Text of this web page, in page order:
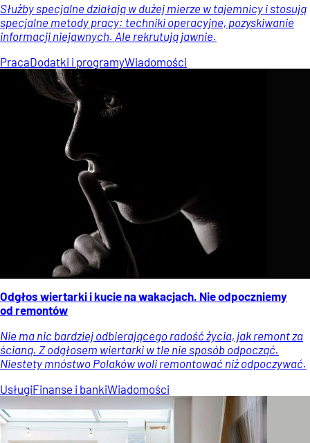
Służby specjalne działają w dużej mierze w tajemnicy i stosują
specjalne metody pracy: techniki operacyjne, pozyskiwanie
informacji niejawnych. Ale rekrutują jawnie.
PracaDodatki i programyWiadomości
Odgłos wiertarki i kucie na wakacjach. Nie odpoczniemy
od remontów
Nie ma nic bardziej odbierającego radość życia, jak remont za
ścianą. Z odgłosem wiertarki w tle nie sposób odpocząć.
Niestety mnóstwo Polaków woli remontować niż odpoczywać.
UsługiFinanse i bankiWiadomości